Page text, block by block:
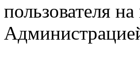
пользователя